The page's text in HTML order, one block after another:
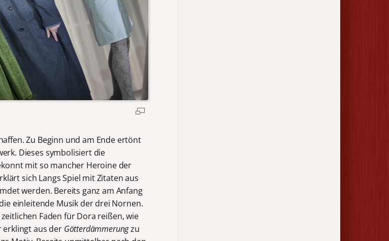
Zu Beginn und am Ende ertönt
Dieses symbolisiert die
mit so mancher Heroine der
sich Langs Spiel mit Zitaten aus
werden. Bereits ganz am Anfang
einleitende Musik der drei Nornen.
Faden für Dora reißen, wie
erklingt aus der Götterdämmerungzu